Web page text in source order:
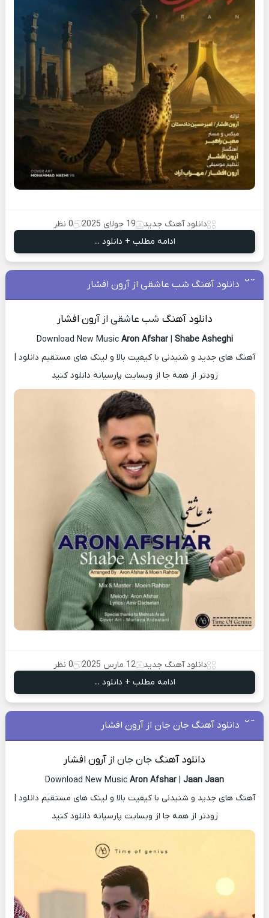
دانلود آهنگ جدید 19 جولای 2025
0 نظر
ادامه مطلب + دانلود ...
دانلود آهنگ شب عاشقی از آرون افشار
دانلود آهنگ شب عاشقی ازآرون افشار
Download New Music Aron Afshar| Shabe Asheghi
آهنگ های جدید و شنیدنی با کیفیت بالا و لینک های مستقیم دانلود |
زودتر از همه جا از وبسایت پارسیانه دانلود کنید
دانلود آهنگ جدید 12 مارس 2025
0 نظر
ادامه مطلب + دانلود ...
دانلود آهنگ جان جان از آرون افشار
دانلود آهنگ جان جان ازآرون افشار
Download New Music Aron Afshar | Jaan Jaan
آهنگ های جدید و شنیدنی با کیفیت بالا و لینک های مستقیم دانلود |
زودتر از همه جا از وبسایت پارسیانه دانلود کنید